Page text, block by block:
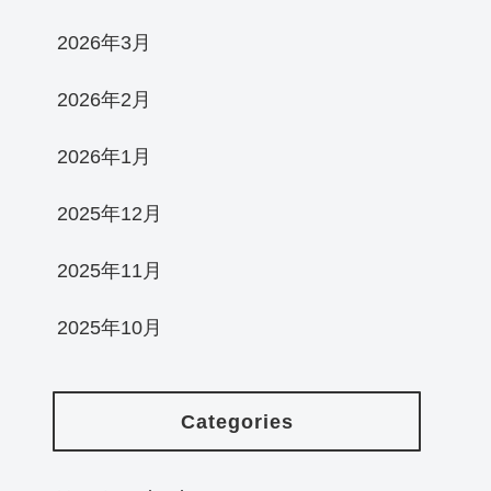
2026年3月
2026年2月
2026年1月
2025年12月
2025年11月
2025年10月
Categories